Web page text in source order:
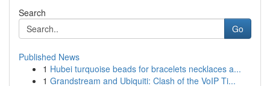
Search
Go
Published News
1 Hubei turquoise beads for bracelets necklaces a...
1 Grandstream and Ubiquiti: Clash of the VoIP Ti...